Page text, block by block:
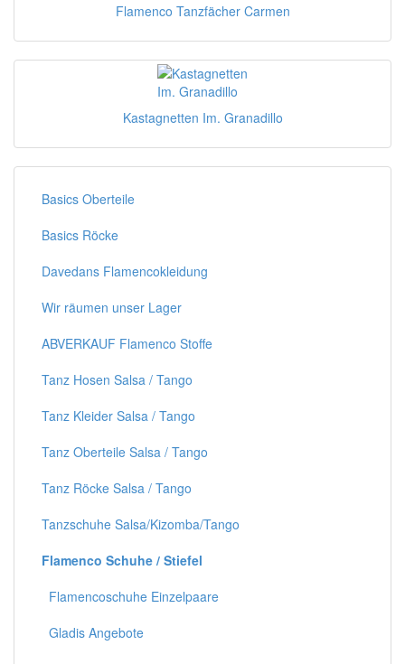
Flamenco Tanzfächer Carmen
Kastagnetten Im. Granadillo
Basics Oberteile
Basics Röcke
Davedans Flamencokleidung
Wir räumen unser Lager
ABVERKAUF Flamenco Stoffe
Tanz Hosen Salsa / Tango
Tanz Kleider Salsa / Tango
Tanz Oberteile Salsa / Tango
Tanz Röcke Salsa / Tango
Tanzschuhe Salsa/Kizomba/Tango
Flamenco Schuhe / Stiefel
Flamencoschuhe Einzelpaare
Gladis Angebote